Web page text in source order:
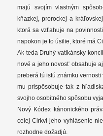
majú svojím vlastným
kňazkej, prorockej a
ktorá sa vzťahuje na
napokon je to úsilie, ktoré má
Ak teda Druhý vatikánsky
nové a jeho novosť obsahuje
preberá tú istú známku
mu prispôsobuje tak z
svojho osobitného spôsobu
Nový Kódex kánonického
celej Cirkvi jeho vyhlásenie
rozhodne dožadjú.